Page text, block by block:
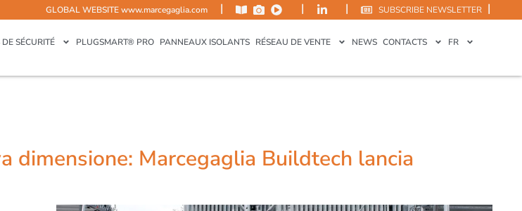
GLOBAL WEBSITEwww.marcegaglia.com | | | SUBSCRIBE NEWSLETTER |
SÉCURITÉ PLUGSMART® PRO PANNEAUX ISOLANTS RÉSEAU DE VENTE NEWS CONTACTS FR
dimensione: Marcegaglia Buildtech lancia